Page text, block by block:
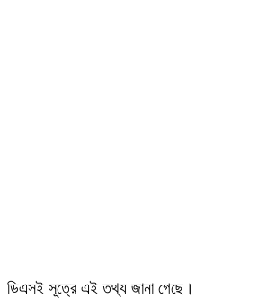
ডিএসই সূত্রে এই তথ্য জানা গেছে।